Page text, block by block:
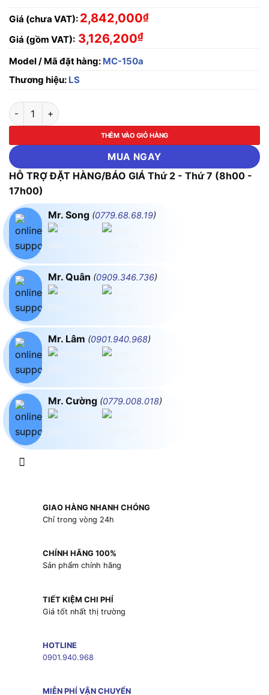
Giá (chưa VAT): 2,842,000₫
Giá (gồm VAT): 3,126,200₫
Model / Mã đặt hàng: MC-150a
Thương hiệu: LS
MC-150a 150A (2a2b) Công tắc từ LS số lượng
THÊM VÀO GIỎ HÀNG
MUA NGAY
HỖ TRỢ ĐẶT HÀNG/BÁO GIÁ Thứ 2 - Thứ 7 (8h00 -
17h00)
Mr. Song (0779.68.68.19)
Mr. Quân (0909.346.736)
Mr. Lâm (0901.940.968)
Mr. Cường (0779.008.018)
GIAO HÀNG NHANH CHÓNG
Chỉ trong vòng 24h
CHÍNH HÃNG 100%
Sản phẩm chính hãng
TIẾT KIỆM CHI PHÍ
Giá tốt nhất thị trường
HOTLINE
0901.940.968
MIỄN PHÍ VẬN CHUYỂN